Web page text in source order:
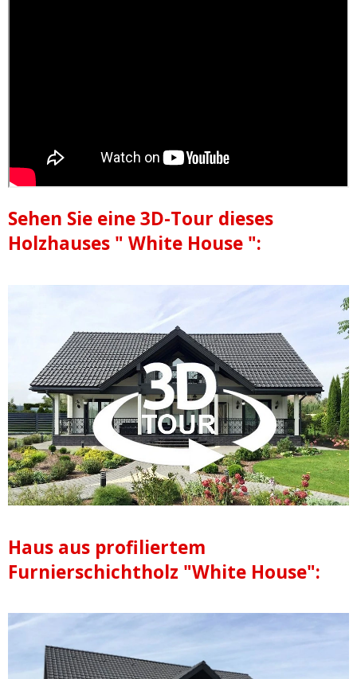
Sehen Sie eine 3D-Tour dieses
Holzhauses " White House ":
Haus aus profiliertem
Furnierschichtholz "White House":